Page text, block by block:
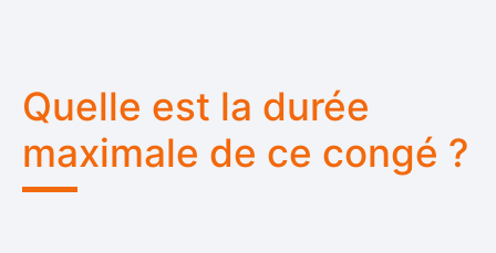
Quelle est la durée
maximale de ce congé ?